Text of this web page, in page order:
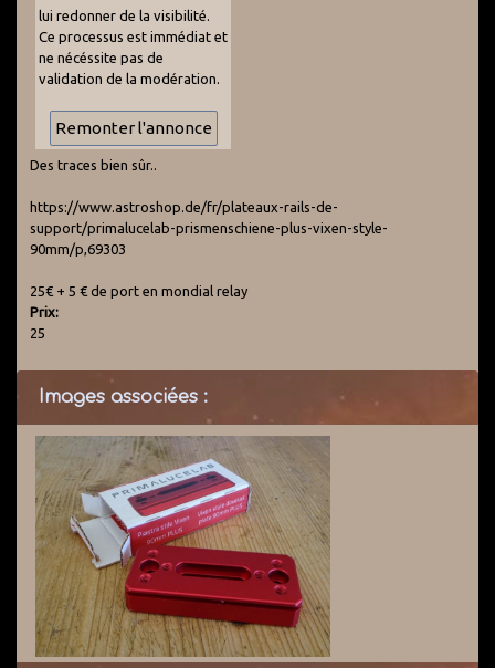
lui redonner de la visibilité.
Ce processus est immédiat et
ne nécéssite pas de
validation de la modération.
Des traces bien sûr..
https://www.astroshop.de/fr/plateaux-rails-de-
support/primalucelab-prismenschiene-plus-vixen-style-
90mm/p,69303
25€ + 5 € de port en mondial relay
Prix:
25
Images associées :